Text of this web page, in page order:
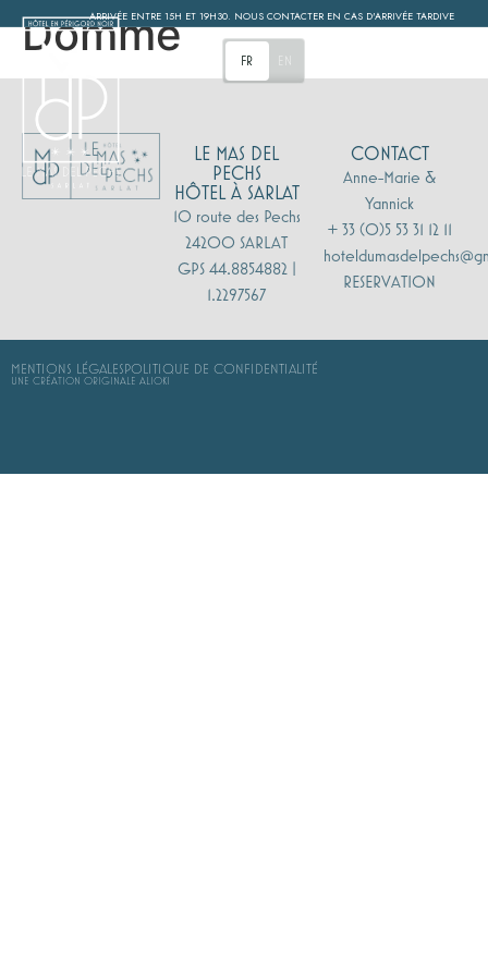
ARRIVÉE ENTRE 15H ET 19H30. NOUS CONTACTER EN CAS D'ARRIVÉE TARDIVE
FR EN
Domme
LE MAS DEL
PECHS
HÔTEL À SARLAT
10 route des Pechs
24200 SARLAT
GPS 44.8854882 |
1.2297567
CONTACT
Anne-Marie &
Yannick
+ 33 (0)5 53 31 12 11
RESERVATION
MENTIONS LÉGALESPOLITIQUE DE CONFIDENTIALITÉ
UNE CRÉATION ORIGINALE ALIOKI